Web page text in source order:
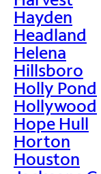
Hayden
Headland
Helena
Hillsboro
Holly Pond
Hollywood
Hope Hull
Horton
Houston